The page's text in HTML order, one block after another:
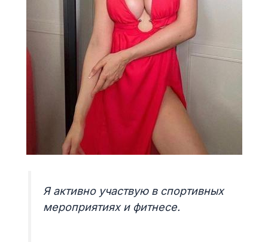
Я активно участвую в спортивных
мероприятиях и фитнесе.